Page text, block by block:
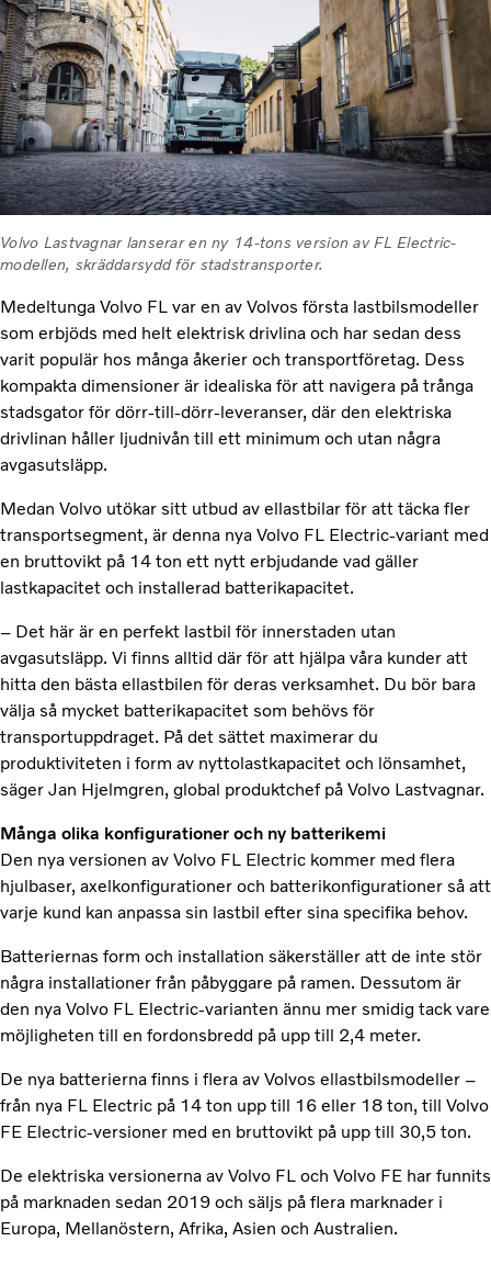
Volvo Lastvagnar lanserar en ny 14-tons version av FL Electric-
modellen, skräddarsydd för stadstransporter.
Medeltunga Volvo FL var en av Volvos första lastbilsmodeller
som erbjöds med helt elektrisk drivlina och har sedan dess
varit populär hos många åkerier och transportföretag. Dess
kompakta dimensioner är idealiska för att navigera på trånga
stadsgator för dörr-till-dörr-leveranser, där den elektriska
drivlinan håller ljudnivån till ett minimum och utan några
avgasutsläpp.
Medan Volvo utökar sitt utbud av ellastbilar för att täcka fler
transportsegment, är denna nya Volvo FL Electric-variant med
en bruttovikt på 14 ton ett nytt erbjudande vad gäller
lastkapacitet och installerad batterikapacitet.
– Det här är en perfekt lastbil för innerstaden utan
avgasutsläpp. Vi finns alltid där för att hjälpa våra kunder att
hitta den bästa ellastbilen för deras verksamhet. Du bör bara
välja så mycket batterikapacitet som behövs för
transportuppdraget. På det sättet maximerar du
produktiviteten i form av nyttolastkapacitet och lönsamhet,
säger Jan Hjelmgren, global produktchef på Volvo Lastvagnar.
Många olika konfigurationer och ny batterikemi
Den nya versionen av Volvo FL Electric kommer med flera
hjulbaser, axelkonfigurationer och batterikonfigurationer så att
varje kund kan anpassa sin lastbil efter sina specifika behov.
Batteriernas form och installation säkerställer att de inte stör
några installationer från påbyggare på ramen. Dessutom är
den nya Volvo FL Electric-varianten ännu mer smidig tack vare
möjligheten till en fordonsbredd på upp till 2,4 meter.
De nya batterierna finns i flera av Volvos ellastbilsmodeller –
från nya FL Electric på 14 ton upp till 16 eller 18 ton, till Volvo
FE Electric-versioner med en bruttovikt på upp till 30,5 ton.
De elektriska versionerna av Volvo FL och Volvo FE har funnits
på marknaden sedan 2019 och säljs på flera marknader i
Europa, Mellanöstern, Afrika, Asien och Australien.